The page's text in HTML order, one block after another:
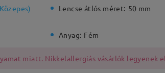
Közepes) Lencse átlós méret: 50 mm
Anyag: Fém
miatt. Nikkelallergiás vásárlók legyenek